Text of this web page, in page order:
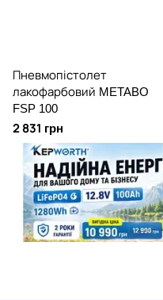
Пневмопістолет
лакофарбовий METABO
FSP 100
2 831 грн